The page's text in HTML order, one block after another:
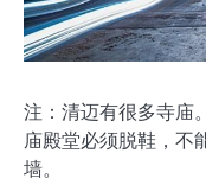
注：清迈有很多寺庙
庙殿堂必须脱鞋，不
墙。